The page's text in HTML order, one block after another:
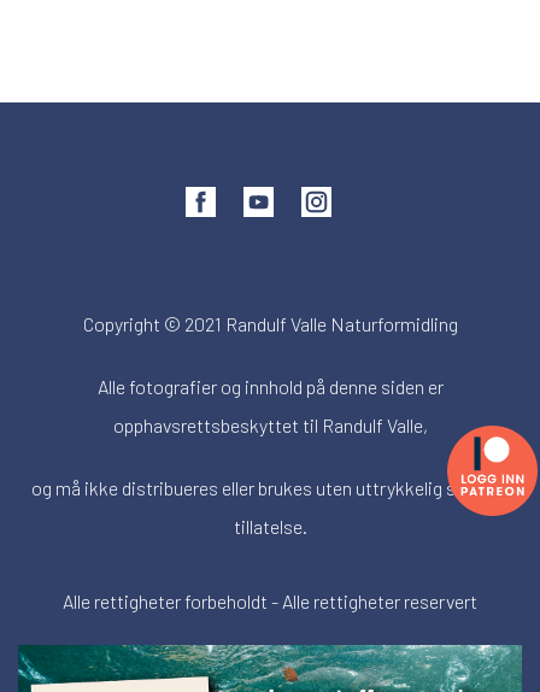
Copyright © 2021 Randulf Valle Naturformidling
Alle fotografier og innhold på denne siden er
opphavsrettsbeskyttet til Randulf Valle,
og må ikke distribueres eller brukes uten uttrykkelig skriftlig
tillatelse.
Alle rettigheter forbeholdt - Alle rettigheter reservert